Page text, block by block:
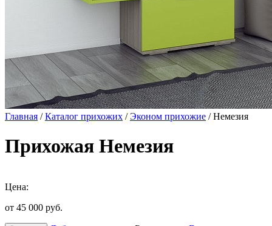
Главная /Каталог прихожих /Эконом прихожие / Немезия
Прихожая Немезия
Цена:
от 45 000 руб.